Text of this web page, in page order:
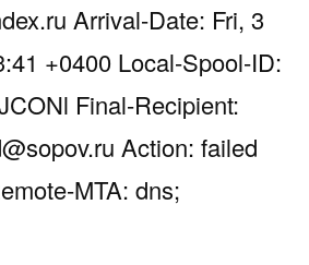
Arrival-Date: Fri, 3
+0400 Local-Spool-ID:
Final-Recipient:
Action: failed
MTA: dns;